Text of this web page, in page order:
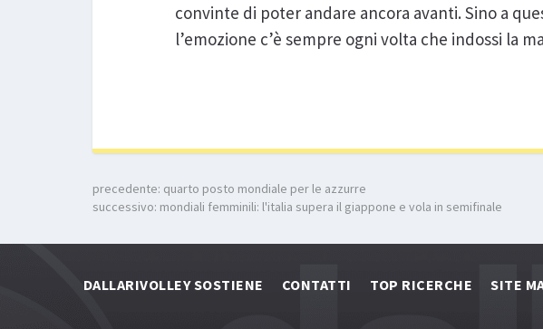
convinte di poter andare ancora avanti. Sino a
l’emozione c’è sempre ogni volta che indossi la
precedente: quarto posto mondiale per le azzurre
successivo: mondiali femminili: l'italia supera il giappone e vola in semifinale
DALLARIVOLLEY SOSTIENE CONTATTI TOP RICERCHE SITE